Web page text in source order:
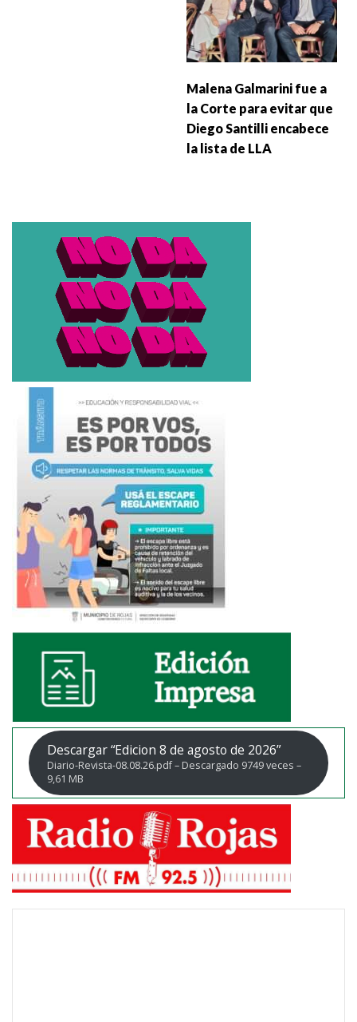
Malena Galmarini fue a
la Corte para evitar que
Diego Santilli encabece
la lista de LLA
Descargar “Edicion 8 de agosto de 2026”
Diario-Revista-08.08.26.pdf – Descargado 9749 veces –
9,61 MB